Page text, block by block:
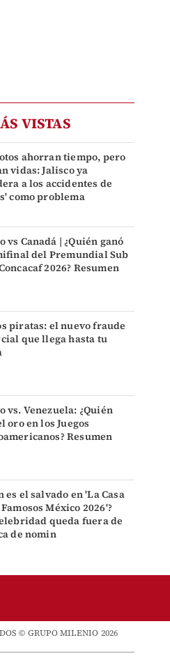
VISTAS
ahorran tiempo, pero
vidas: Jalisco ya
a los accidentes de
como problema
vs Canadá | ¿Quién ganó
del Premundial Sub
2026? Resumen
piratas: el nuevo fraude
que llega hasta tu
vs. Venezuela: ¿Quién
oro en los Juegos
Resumen
es el salvado en 'La Casa
México 2026'?
queda fuera de
de nomin
© GRUPO MILENIO 2026